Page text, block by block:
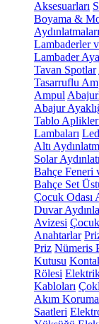
Aksesuarları
Boyama &
Aydınlatmaları
Lambaderler
Lambader
Tavan Spotlar
Tasarruflu
Ampul
Abajur
Tablo
Lambaları
Altı
Solar
Bahçe Feneri
Bahçe Set
Çocuk Odası
Duvar
Avizesi
Anahtarlar
Priz Nümeris
Kutusu
Rölesi
Kabloları
Akım
Saatleri